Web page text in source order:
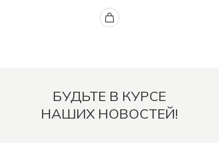
БУДЬТЕ В КУРСЕ
НАШИХ НОВОСТЕЙ!